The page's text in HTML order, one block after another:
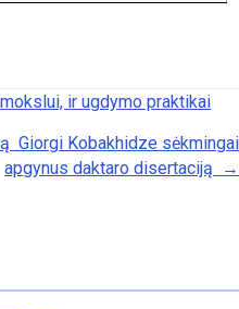
ir ugdymo praktikai
Giorgi Kobakhidze sėkmingai
apgynus daktaro disertaciją →